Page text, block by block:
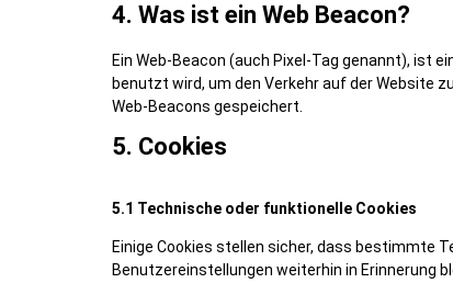
4. Was ist ein Web Beacon?
Ein Web-Beacon (auch Pixel-Tag genannt), ist
benutzt wird, um den Verkehr auf der Website
Web-Beacons gespeichert.
5. Cookies
5.1 Technische oder funktionelle Cookies
Einige Cookies stellen sicher, dass bestimmte
Benutzereinstellungen weiterhin in Erinnerung